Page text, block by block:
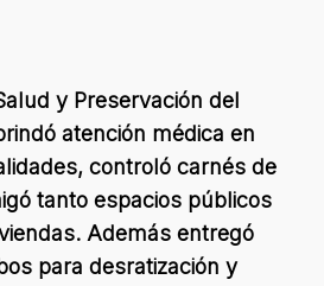
y Preservación del
atención médica en
controló carnés de
tanto espacios públicos
Además entregó
para desratización y